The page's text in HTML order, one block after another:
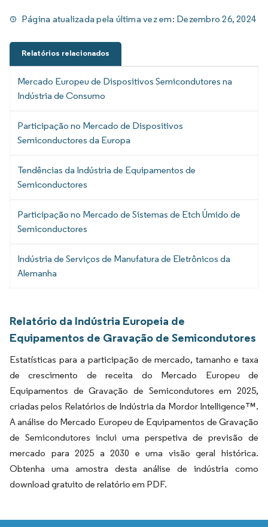
Página atualizada pela última vez em: Dezembro 26, 2024
Relatórios relacionados
Mercado Europeu de Dispositivos Semicondutores na
Indústria de Consumo
Participação no Mercado de Dispositivos
Semiconductores da Europa
Tendências da Indústria de Equipamentos de
Semiconductores
Participação no Mercado de Sistemas de Etch Úmido de
Semiconductores
Indústria de Serviços de Manufatura de Eletrônicos da
Alemanha
Relatório da Indústria Europeia de
Equipamentos de Gravação de Semicondutores
Estatísticas para a participação de mercado, tamanho e taxa
de crescimento de receita do Mercado Europeu de
Equipamentos de Gravação de Semicondutores em 2025,
criadas pelos Relatórios de Indústria da Mordor Intelligence™.
A análise do Mercado Europeu de Equipamentos de Gravação
de Semicondutores inclui uma perspetiva de previsão de
mercado para 2025 a 2030 e uma visão geral histórica.
Obtenha uma amostra desta análise de indústria como
download gratuito de relatório em PDF.